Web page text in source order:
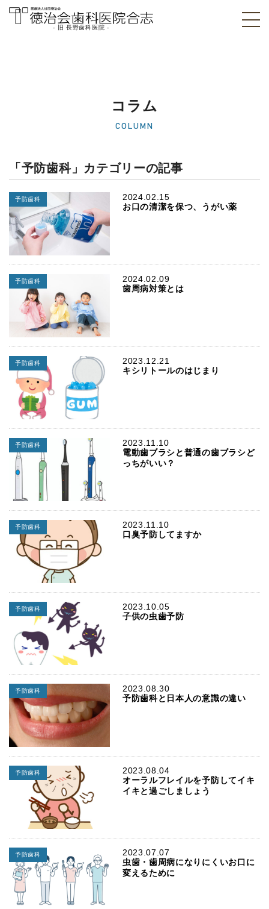
医院]｜熊本県合志
- 旧 長野歯科医院 -
コラム
COLUMN
「予防歯科」カテゴリーの記事
2024.02.15
予防歯科
お口の清潔を保つ、うがい薬
2024.02.09
予防歯科
歯周病対策とは
2023.12.21
予防歯科
キシリトールのはじまり
2023.11.10
予防歯科
電動歯ブラシと普通の歯ブラシど
っちがいい？
2023.11.10
予防歯科
口臭予防してますか
2023.10.05
予防歯科
子供の虫歯予防
2023.08.30
予防歯科
予防歯科と日本人の意識の違い
2023.08.04
予防歯科
オーラルフレイルを予防してイキ
イキと過ごしましょう
2023.07.07
予防歯科
虫歯・歯周病になりにくいお口に
変えるために